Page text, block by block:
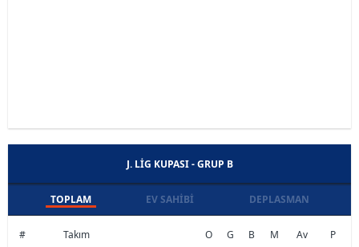
J. LIG KUPASI - GRUP B
TOPLAM EV SAHIBI DEPLASMAN
# Takım O G B M Av P